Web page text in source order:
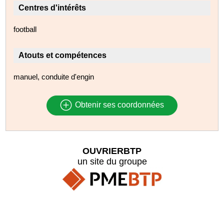
Centres d'intérêts
football
Atouts et compétences
manuel, conduite d'engin
Obtenir ses coordonnées
OUVRIERBTP
un site du groupe